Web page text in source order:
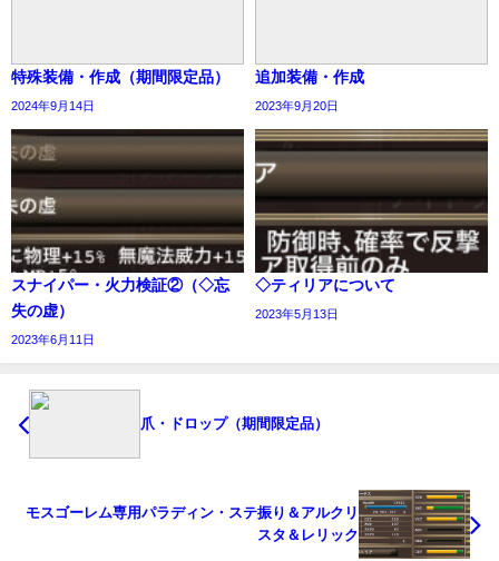
特殊装備・作成（期間限定品）
2024年9月14日
追加装備・作成
2023年9月20日
スナイパー・火力検証②（◇忘
失の虚）
2023年6月11日
◇ティリアについて
2023年5月13日
爪・ドロップ（期間限定品）
モスゴーレム専用パラディン・ステ振り＆アルクリ
スタ＆レリック